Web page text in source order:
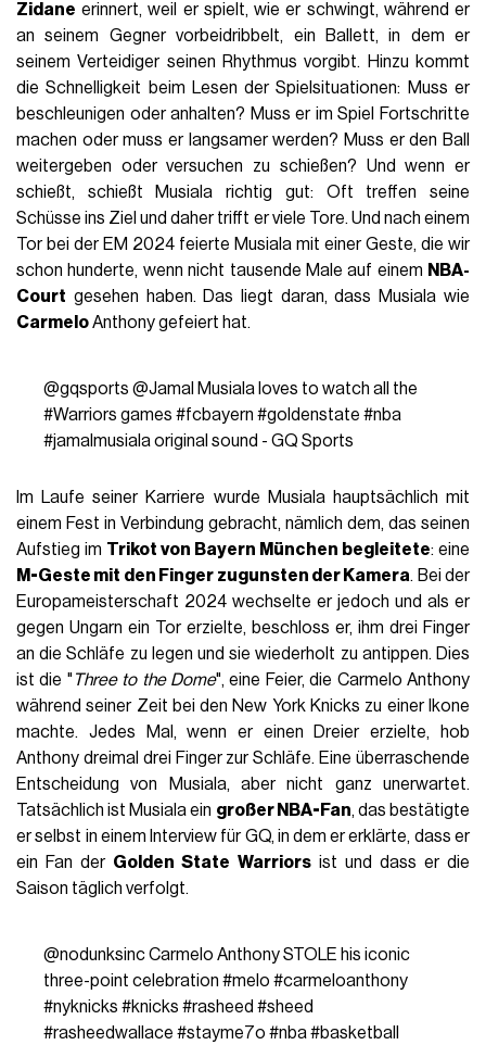
Zidane erinnert, weil er spielt, wie er schwingt, während er
an seinem Gegner vorbeidribbelt, ein Ballett, in dem er
seinem Verteidiger seinen Rhythmus vorgibt. Hinzu kommt
die Schnelligkeit beim Lesen der Spielsituationen: Muss er
beschleunigen oder anhalten? Muss er im Spiel Fortschritte
machen oder muss er langsamer werden? Muss er den Ball
weitergeben oder versuchen zu schießen? Und wenn er
schießt, schießt Musiala richtig gut: Oft treffen seine
Schüsse ins Ziel und daher trifft er viele Tore. Und nach einem
Tor bei der EM 2024 feierte Musiala mit einer Geste, die wir
schon hunderte, wenn nicht tausende Male auf einem NBA-
Court gesehen haben. Das liegt daran, dass Musiala wie
CarmeloAnthony gefeiert hat.
@gqsports @Jamal Musiala loves to watch all the
#Warriors games #fcbayern #goldenstate #nba
#jamalmusialaoriginal sound - GQ Sports
Im Laufe seiner Karriere wurde Musiala hauptsächlich mit
einem Fest in Verbindung gebracht, nämlich dem, das seinen
Aufstieg im Trikot von Bayern München begleitete: eine
M-Geste mit den Finger zugunsten der Kamera. Bei der
Europameisterschaft 2024 wechselte er jedoch und als er
gegen Ungarn ein Tor erzielte, beschloss er, ihm drei Finger
an die Schläfe zu legen und sie wiederholt zu antippen. Dies
ist die " Three to the Dome", eine Feier, die Carmelo Anthony
während seiner Zeit bei den New York Knicks zu einer Ikone
machte. Jedes Mal, wenn er einen Dreier erzielte, hob
Anthony dreimal drei Finger zur Schläfe. Eine überraschende
Entscheidung von Musiala, aber nicht ganz unerwartet.
Tatsächlich ist Musiala ein großer NBA-Fan, das bestätigte
er selbst in einem Interview für GQ, in dem er erklärte, dass er
ein Fan der Golden State Warriorsist und dass er die
Saison täglich verfolgt.
@nodunksincCarmelo Anthony STOLE his iconic
three-point celebration #melo #carmeloanthony
#nyknicks #knicks #rasheed #sheed
#rasheedwallace #stayme7o #nba#basketball